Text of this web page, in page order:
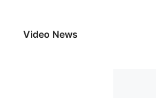
Video News